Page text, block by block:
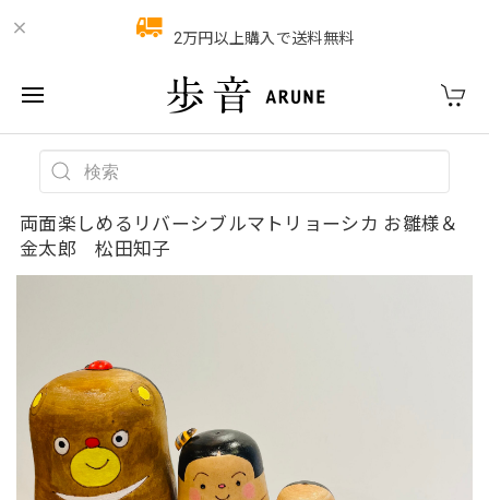
2万円以上購入で送料無料
両面楽しめるリバーシブルマトリョーシカ お雛様＆
金太郎 松田知子